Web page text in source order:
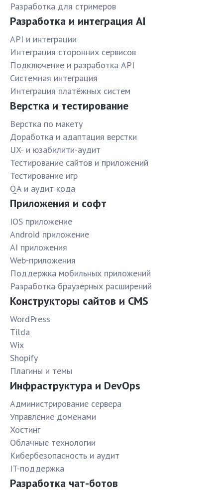
Разработка для стримеров
Разработка и интеграция AI
API и интеграции
Интеграция сторонних сервисов
Подключение и разработка API
Системная интеграция
Интеграция платёжных систем
Верстка и тестирование
Верстка по макету
Доработка и адаптация верстки
UX- и юзабилити-аудит
Тестирование сайтов и приложений
Тестирование игр
QA и аудит кода
Приложения и софт
IOS приложение
Android приложение
AI приложения
Web-приложения
Поддержка мобильных приложений
Разработка браузерных расширений
Конструкторы сайтов и CMS
WordPress
Tilda
Wix
Shopify
Плагины и темы
Инфраструктура и DevOps
Администрирование сервера
Управление доменами
Хостинг
Облачные технологии
Кибербезопасность и аудит
IT-поддержка
Разработка чат-ботов